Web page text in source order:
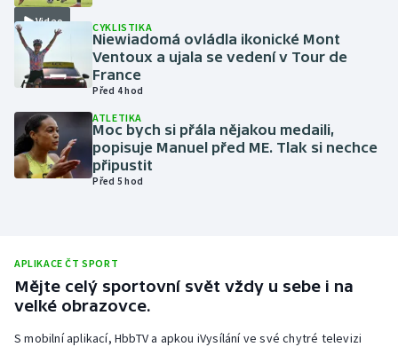
Motorsport
Olympijské hry
Parasport
Plavání
Rychlobruslení
Video CYKLISTIKA
Niewiadomá ovládla ikonické Mont
Ventoux a ujala se vedení v Tour de
France
Před 4 hod
ATLETIKA
Moc bych si přála nějakou medaili,
popisuje Manuel před ME. Tlak si nechce
připustit
Před 5 hod
APLIKACE ČT SPORT
Mějte celý sportovní svět vždy u sebe i na
velké obrazovce.
S mobilní aplikací, HbbTV a apkou iVysílání ve své chytré televizi